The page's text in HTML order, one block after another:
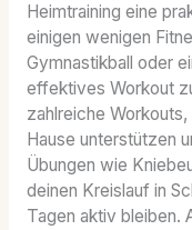
Heimtraining eine
einigen wenigen
Gymnastikball oder
effektives Workout
zahlreiche
Hause unterstützen
Übungen wie
deinen Kreislauf in
Tagen aktiv bleiben.